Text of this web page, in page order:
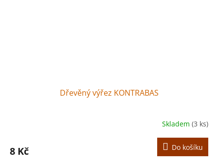
Dřevěný výřez KONTRABAS
Skladem (3 ks)
8 Kč Do košíku